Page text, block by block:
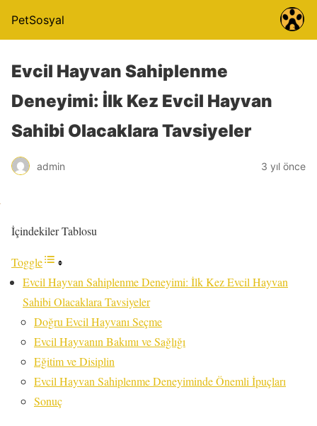
PetSosyal
Evcil Hayvan Sahiplenme
Deneyimi: İlk Kez Evcil Hayvan
Sahibi Olacaklara Tavsiyeler
admin 3 yıl önce
İçindekiler Tablosu
Toggle
Evcil Hayvan Sahiplenme Deneyimi: İlk Kez Evcil Hayvan
Sahibi Olacaklara Tavsiyeler
Doğru Evcil Hayvanı Seçme
Evcil Hayvanın Bakımı ve Sağlığı
Eğitim ve Disiplin
Evcil Hayvan Sahiplenme Deneyiminde Önemli İpuçları
Sonuç